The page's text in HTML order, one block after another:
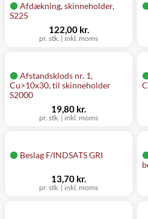
Afdækning, skinneholder,
S225
pr. stk. | inkl. moms
122,00 kr.
Afstandsklods nr. 1,
Cu>10x30, til skinneholder
S2000
pr. stk. | inkl. moms
19,80 kr.
Beslag F/INDSATS GRI
pr. stk. | inkl. moms
13,70 kr.